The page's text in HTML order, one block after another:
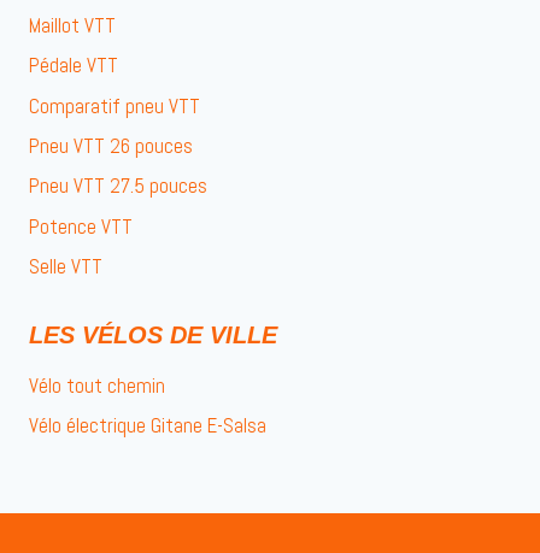
Maillot VTT
Pédale VTT
Comparatif pneu VTT
Pneu VTT 26 pouces
Pneu VTT 27.5 pouces
Potence VTT
Selle VTT
LES VÉLOS DE VILLE
Vélo tout chemin
Vélo électrique Gitane E-Salsa